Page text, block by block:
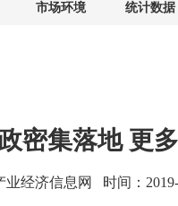
市场环境 统计数据
密集落地 更
业经济信息网 时间：